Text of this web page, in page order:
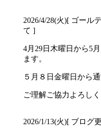
2026/4/28(火)[ ゴール
て ]
4月29日木曜日から5
ます。
５月８日金曜日から
ご理解ご協力よろし
2026/1/13(火)[ ブログ